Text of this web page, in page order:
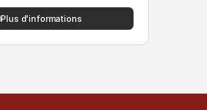
Plus d'informations